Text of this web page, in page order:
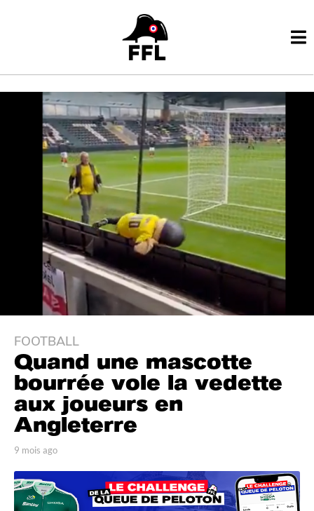
9
m
o
i
s
a
6
m
FOOTBALL
Quand une mascotte
bourrée vole la vedette
aux joueurs en
Angleterre
p
r
T
o
9 mois ago
i
s